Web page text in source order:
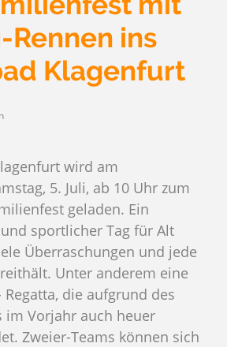
Rennen ins
Klagenfurt
wird am
5. Juli, ab 10 Uhr zum
geladen. Ein
sportlicher Tag für Alt
Überraschungen und jede
Unter anderem eine
die aufgrund des
im Vorjahr auch heuer
Zweier-Teams können sich